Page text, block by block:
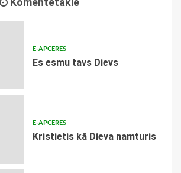
E-APCERES
Es esmu tavs Dievs
E-APCERES
Kristietis kā Dieva namturis